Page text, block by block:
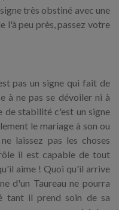
très obstiné avec une
l'à peu près, passez votre
pas un signe qui fait de
à ne pas se dévoiler ni à
de stabilité c'est un signe
le mariage à son ou
laissez pas les choses
il est capable de tout
aime ! Quoi qu'il arrive
d'un Taureau ne pourra
tant il prend soin de sa